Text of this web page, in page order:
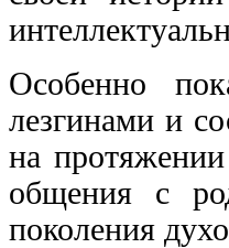
Особенно
лезгинами и
на
общения с
поколения